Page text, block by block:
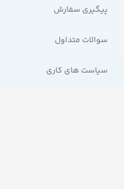
پیگیری سفارش
سوالات متداول
سیاست های کاری